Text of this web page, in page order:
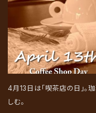
4月13日は「喫茶店の日」
しむ。